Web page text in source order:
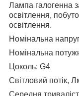
Лампа галогенна
освітлення,
освітлення.
Номінальна
Номінальна
Цоколь: G4
Світловий потік,
Середня